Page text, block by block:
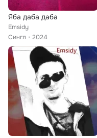
Яба даба даба
Emsidy
Сингл
2024